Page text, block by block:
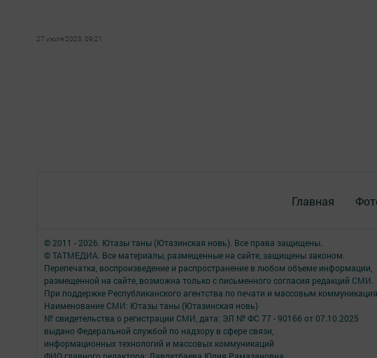
27 июля 2023, 09:21
Главная
© 2011 - 2026. Ютазы таны (Ютазинская новь). Все права защищены.
© ТАТМЕДИА. Все материалы, размещенные на сайте, защищены законом.
Перепечатка, воспроизведение и распространение в любом объеме информации,
размещенной на сайте, возможна только с письменного согласия редакций СМИ.
При поддержке Республиканского агентства по печати и массовым
Наименование СМИ: Ютазы таны (Ютазинская новь)
№ свидетельства о регистрации СМИ, дата: ЭЛ № ФС 77 - 90166 от 07.10.2025
выдано Федеральной службой по надзору в сфере связи,
информационных технологий и массовых коммуникаций